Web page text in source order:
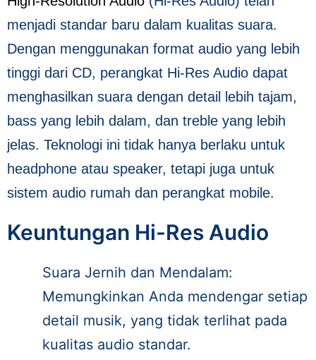
menjadi standar baru dalam kualitas suara.
Dengan menggunakan format audio yang lebih
tinggi dari CD, perangkat Hi-Res Audio dapat
menghasilkan suara dengan detail lebih tajam,
bass yang lebih dalam, dan treble yang lebih
jelas. Teknologi ini tidak hanya berlaku untuk
headphone atau speaker, tetapi juga untuk
sistem audio rumah dan perangkat mobile.
Keuntungan Hi-Res Audio
Suara Jernih dan Mendalam:
Memungkinkan Anda mendengar setiap
detail musik, yang tidak terlihat pada
kualitas audio standar.